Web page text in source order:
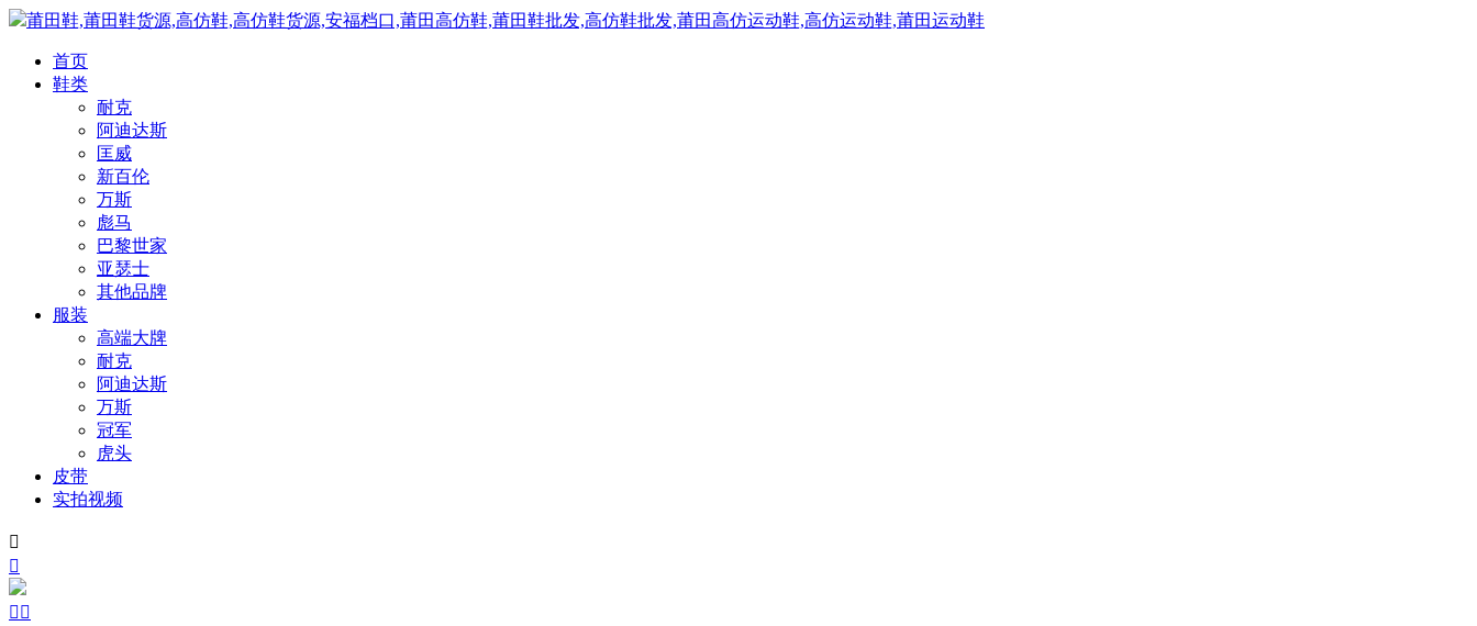
莆田鞋,莆田鞋货源,高仿鞋,高仿鞋货源,安福档口,莆田高仿鞋,莆田鞋批发,高仿鞋批发,莆田高仿运动鞋,高仿运动鞋,莆田运动鞋
首页
鞋类
耐克
阿迪达斯
匡威
新百伦
万斯
彪马
巴黎世家
亚瑟士
其他品牌
服装
高端大牌
耐克
阿迪达斯
万斯
冠军
虎头
皮带
实拍视频


 